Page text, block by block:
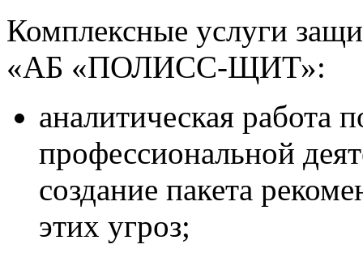
Комплексные услуги
«АБ «ПОЛИСС-ЩИТ»:
аналитическая работа
профессиональной
создание пакета
этих угроз;